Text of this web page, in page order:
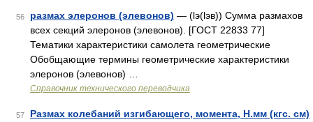
56 размах элеронов (элевонов) — (lэ(lэв)) Сумма размахов
всех секций элеронов (элевонов). [ГОСТ 22833 77]
Тематики характеристики самолета геометрические
Обобщающие термины геометрические характеристики
элеронов (элевонов) …
Справочник технического переводчика
57
Размах колебаний изгибающего, момента, Н.мм (кгс. см)